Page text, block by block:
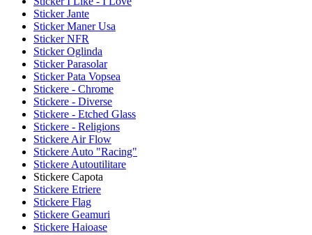
Sticker Jante
Sticker Maner Usa
Sticker NFR
Sticker Oglinda
Sticker Parasolar
Sticker Pata Vopsea
Stickere - Chrome
Stickere - Diverse
Stickere - Etched Glass
Stickere - Religions
Stickere Air Flow
Stickere Auto "Racing"
Stickere Autoutilitare
Stickere Capota
Stickere Etriere
Stickere Flag
Stickere Geamuri
Stickere Haioase